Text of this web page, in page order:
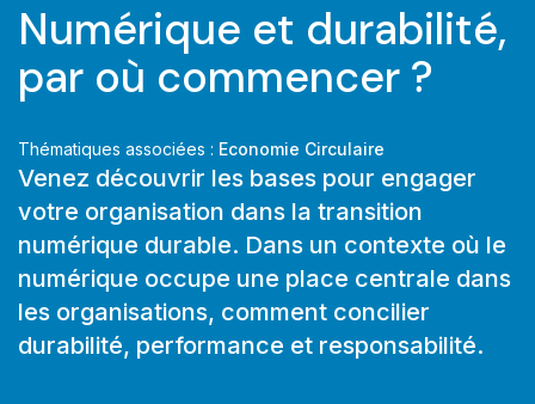
Numérique et durabilité,
par où commencer ?
Thématiques associées : Economie Circulaire
Venez découvrir les bases pour engager
votre organisation dans la transition
numérique durable. Dans un contexte où le
numérique occupe une place centrale dans
les organisations, comment concilier
durabilité, performance et responsabilité.